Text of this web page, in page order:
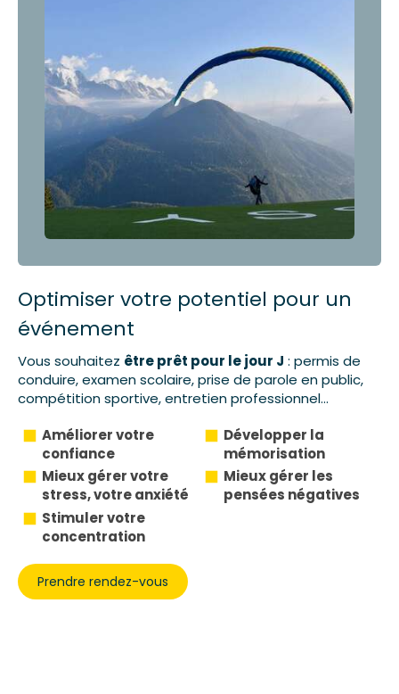
Optimiser votre potentiel pour un
événement
Vous souhaitez être prêt pour le jour J : permis de
conduire, examen scolaire, prise de parole en public,
compétition sportive, entretien professionnel...
Améliorer votre
confiance
Développer la
mémorisation
Mieux gérer votre
stress, votre anxiété
Mieux gérer les
pensées négatives
Stimuler votre
concentration
Prendre rendez-vous